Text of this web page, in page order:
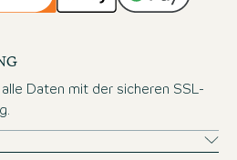
Daten mit der sicheren SSL-